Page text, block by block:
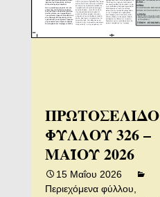
ΠΡΩΤΟΣΕΛΙΔΟ
ΦΥΛΛΟΥ 326 –
ΜΑΪΟΥ 2026
15 Μαΐου 2026
Περιεχόμενα φύλλου,